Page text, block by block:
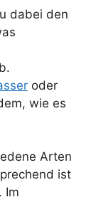
dabei den
oder
wie es
Arten
ist
Im